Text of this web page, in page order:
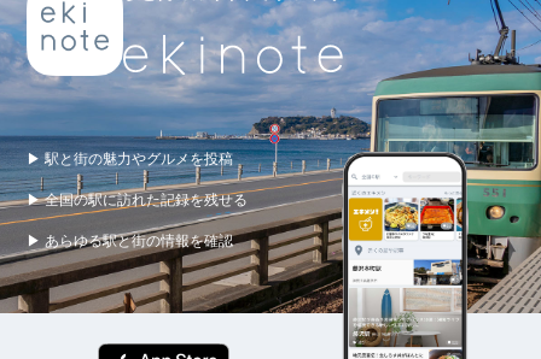
▶ 駅と街の魅力やグルメを投稿
▶ 全国の駅に訪れた記録を残せる
▶ あらゆる駅と街の情報を確認